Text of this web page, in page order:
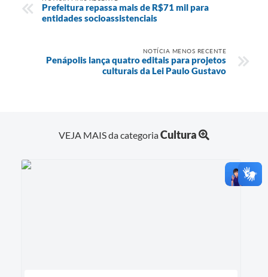
Prefeitura repassa mais de R$71 mil para
entidades socioassistenciais
NOTÍCIA MENOS RECENTE
Penápolis lança quatro editais para projetos
culturais da Lei Paulo Gustavo
VEJA MAIS da categoriaCultura